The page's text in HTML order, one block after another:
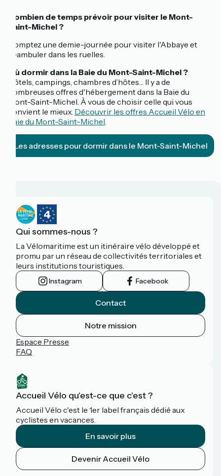
Combien de temps prévoir pour visiter le Mont-
Saint-Michel ?
Comptez une demie-journée pour visiter l'Abbaye et
déambuler dans les ruelles.
Où dormir dans la Baie du Mont-Saint-Michel ?
Hôtels, campings, chambres d’hôtes… Il y a de
nombreuses offres d'hébergement dans la Baie du
Mont-Saint-Michel. À vous de choisir celle qui vous
convient le mieux. Découvrir les offres Accueil Vélo en
Baie du Mont-Saint-Michel
Les adresses pour dormir dans le Mont-Saint-Michel
Qui sommes-nous ?
La Vélomaritime est un itinéraire vélo développé et
promu par un réseau de collectivités territoriales et
leurs institutions touristiques.
Instagram Facebook
Contact
Notre mission
Espace Presse
FAQ
Accueil Vélo qu'est-ce que c'est ?
Accueil Vélo c'est le 1er label français dédié aux
cyclistes en vacances.
En savoir plus
Devenir Accueil Vélo